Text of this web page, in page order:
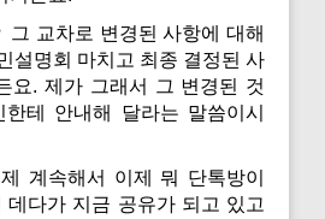
그 교차로 변경된 사항에 대해
설명회 마치고 최종 결정된 사
요. 제가 그래서 그 변경된 것
테 안내해 달라는 말씀이시
계속해서 이제 뭐 단톡방이
다가 지금 공유가 되고 있고